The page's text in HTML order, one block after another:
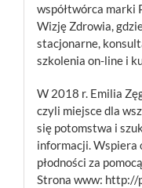
współtwórca marki
Wizję Zdrowia,
stacjonarne,
szkolenia on-line i
W 2018 r. Emilia
czyli miejsce dla
się potomstwa i
informacji. Wspiera
płodności za
Strona www: